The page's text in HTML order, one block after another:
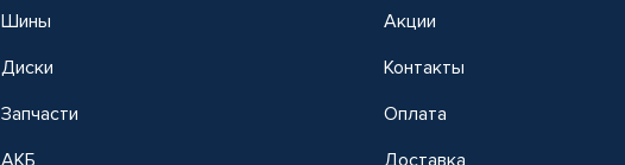
Шины
Диски
Запчасти
АКБ
Акции
Контакты
Оплата
Доставка